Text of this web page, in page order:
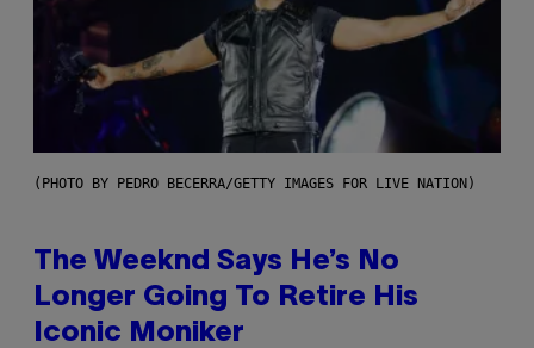
(PHOTO BY PEDRO BECERRA/GETTY IMAGES FOR LIVE NATION)
The Weeknd Says He’s No
Longer Going To Retire His
Iconic Moniker